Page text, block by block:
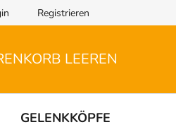
Registrieren
LEEREN
GELENKKÖPFE